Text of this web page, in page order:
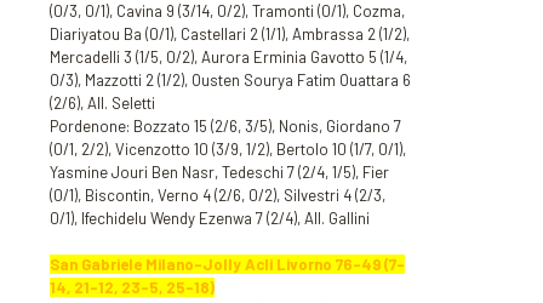
(0/3, 0/1), Cavina 9 (3/14, 0/2), Tramonti (0/1), Cozma,
Diariyatou Ba (0/1), Castellari 2 (1/1), Ambrassa 2 (1/2),
Mercadelli 3 (1/5, 0/2), Aurora Erminia Gavotto 5 (1/4,
0/3), Mazzotti 2 (1/2), Ousten Sourya Fatim Ouattara 6
(2/6), All. Seletti
Pordenone: Bozzato 15 (2/6, 3/5), Nonis, Giordano 7
(0/1, 2/2), Vicenzotto 10 (3/9, 1/2), Bertolo 10 (1/7, 0/1),
Yasmine Jouri Ben Nasr, Tedeschi 7 (2/4, 1/5), Fier
(0/1), Biscontin, Verno 4 (2/6, 0/2), Silvestri 4 (2/3,
0/1), Ifechidelu Wendy Ezenwa 7 (2/4), All. Gallini
San Gabriele Milano-Jolly Acli Livorno 76-49 (7-
14, 21-12, 23-5, 25-18)